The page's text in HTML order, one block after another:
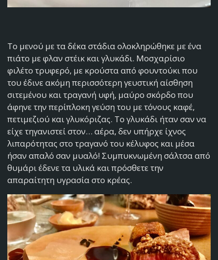
Το μενού με τα δέκα στάδια ολοκληρώθηκε με ένα
πιάτο με φλαν στέικ και γλυκάδι. Μοσχαρίσιο
φιλέτο τρυφερό, με κρούστα από φουντούκι που
του έδινε ακόμη περισσότερη γευστική αίσθηση
σιτεμένου και τραγανή υφή, μαύρο σκόρδο που
άφηνε την περίπλοκη γεύση του με τόνους καφέ,
πετιμεζιού και γλυκόριζας. Το γλυκάδι ήταν σαν να
είχε τηγανιστεί στον… αέρα, δεν υπήρχε ίχνος
λιπαρότητας στο τραγανό του κέλυφος και μέσα
ήσαν απαλό σαν μυαλό! Συμπυκνωμένη σάλτσα από
θυμάρι έδενε τα υλικά και πρόσθετε την
απαραίτητη υγρασία στο κρέας.